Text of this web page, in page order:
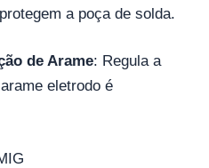
a poça de solda.
de Arame: Regula a
eletrodo é